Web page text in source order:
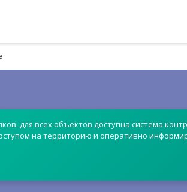
для всех объектов доступна система
на территорию и оперативно